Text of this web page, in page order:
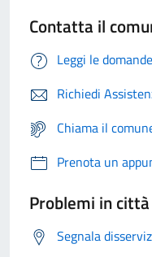
Contatta il
Leggi le
Richiedi
Chiama il
Prenota un
Problemi in città
Segnala